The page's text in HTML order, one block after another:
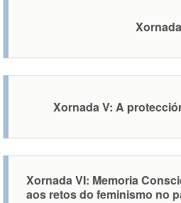
Xornada V: A
Xornada VI: Memoria
aos retos do feminismo no